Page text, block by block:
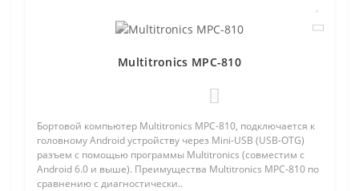
Multitronics MPC-810
Бортовой компьютер Multitronics MPC-810, подключается к
головному Android устройству через Mini-USB (USB-OTG)
разъем с помощью программы Multitronics (совместим с
Android 6.0 и выше). Преимущества Multitronics MPC-810 по
сравнению с диагностически..